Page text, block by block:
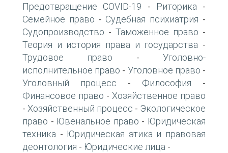
Предотвращение COVID-19 - Риторика -
Семейное право - Судебная психиатрия -
Судопроизводство - Таможенное право -
Теория и история права и государства -
Трудовое право -Уголовно-
исполнительное право - Уголовное право -
Уголовный процесс - Философия -
Финансовое право - Хозяйственное право
- Хозяйственный процесс - Экологическое
право - Ювенальное право - Юридическая
техника - Юридическая этика и правовая
деонтология - Юридические лица -